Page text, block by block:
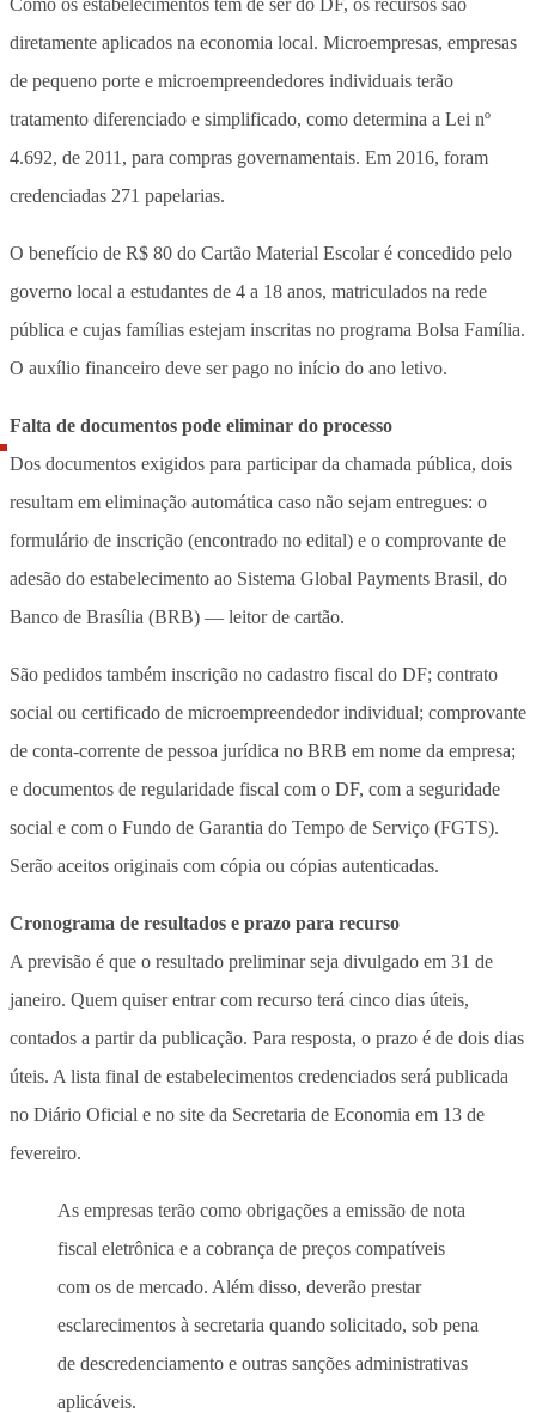
diretamente aplicados na economia local. Microempresas, empresas
de pequeno porte e microempreendedores individuais terão
tratamento diferenciado e simplificado, como determina a Lei nº
4.692, de 2011, para compras governamentais. Em 2016, foram
credenciadas 271 papelarias.
O benefício de R$ 80 do Cartão Material Escolar é concedido pelo
governo local a estudantes de 4 a 18 anos, matriculados na rede
pública e cujas famílias estejam inscritas no programa Bolsa Família.
O auxílio financeiro deve ser pago no início do ano letivo.
Falta de documentos pode eliminar do processo
Dos documentos exigidos para participar da chamada pública, dois
resultam em eliminação automática caso não sejam entregues: o
formulário de inscrição (encontrado no edital) e o comprovante de
adesão do estabelecimento ao Sistema Global Payments Brasil, do
Banco de Brasília (BRB) — leitor de cartão.
São pedidos também inscrição no cadastro fiscal do DF; contrato
social ou certificado de microempreendedor individual; comprovante
de conta-corrente de pessoa jurídica no BRB em nome da empresa;
e documentos de regularidade fiscal com o DF, com a seguridade
social e com o Fundo de Garantia do Tempo de Serviço (FGTS).
Serão aceitos originais com cópia ou cópias autenticadas.
Cronograma de resultados e prazo para recurso
A previsão é que o resultado preliminar seja divulgado em 31 de
janeiro. Quem quiser entrar com recurso terá cinco dias úteis,
contados a partir da publicação. Para resposta, o prazo é de dois dias
úteis. A lista final de estabelecimentos credenciados será publicada
no Diário Oficial e no site da Secretaria de Economia em 13 de
fevereiro.
As empresas terão como obrigações a emissão de nota
fiscal eletrônica e a cobrança de preços compatíveis
com os de mercado. Além disso, deverão prestar
esclarecimentos à secretaria quando solicitado, sob pena
de descredenciamento e outras sanções administrativas
aplicáveis.